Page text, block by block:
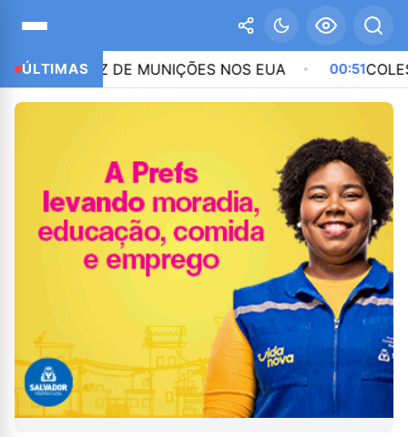
ÚLTIMAS
DE MUNIÇÕES NOS EUA 00:51 COLESTEROL